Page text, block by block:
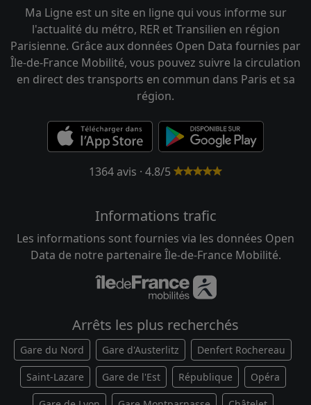
Ma Ligne est un site en ligne qui vous informe sur
l'actualité du métro, RER et Transilien en région
Parisienne. Grâce aux données Open Data fournies par
Île-de-France Mobilité, vous pouvez suivre la circulation
en direct des transports en commun dans Paris et sa
région.
1364 avis · 4.8/5
Informations trafic
Les informations sont fournies via les données Open
Data de notre partenaire Île-de-France Mobilité.
Arrêts les plus recherchés
Gare du Nord Gare d'Austerlitz Denfert Rochereau
Saint-Lazare Gare de l'Est République Opéra